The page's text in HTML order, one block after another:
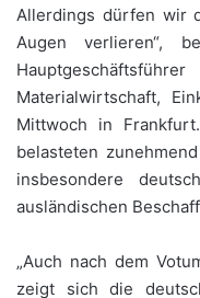
Allerdings dürfen wir
Augen verlieren“,
Materialwirtschaft,
Mittwoch in
belasteten
insbesondere
ausländischen
„Auch nach dem
zeigt sich die